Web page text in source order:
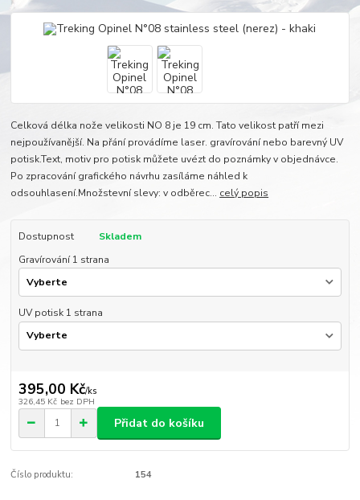
Celková délka nože velikosti NO 8 je 19 cm. Tato velikost patří mezi
nejpoužívanější. Na přání provádíme laser. gravírování nebo barevný UV
potisk.Text, motiv pro potisk můžete uvézt do poznámky v objednávce.
Po zpracování grafického návrhu zasíláme náhled k
odsouhlasení.Množstevní slevy: v odběrec... celý popis
Dostupnost
Skladem
Gravírování 1 strana
UV potisk 1 strana
395,00 Kč/ks
326,45 Kč bez DPH
Přidat do košíku
Číslo produktu: 154